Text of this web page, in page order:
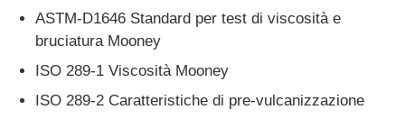
Macchina per test di impatto
Macchina di prova dell'abrasione
ASTM-D1646 Standard per test di viscosità e
bruciatura Mooney
ISO 289-1 Viscosità Mooney
ISO 289-2 Caratteristiche di pre-vulcanizzazione